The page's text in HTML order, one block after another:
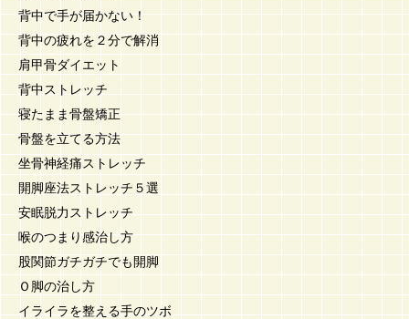
背中で手が届かない！
背中の疲れを２分で解消
肩甲骨ダイエット
背中ストレッチ
寝たまま骨盤矯正
骨盤を立てる方法
坐骨神経痛ストレッチ
開脚座法ストレッチ５選
安眠脱力ストレッチ
喉のつまり感治し方
股関節ガチガチでも開脚
Ｏ脚の治し方
イライラを整える手のツボ